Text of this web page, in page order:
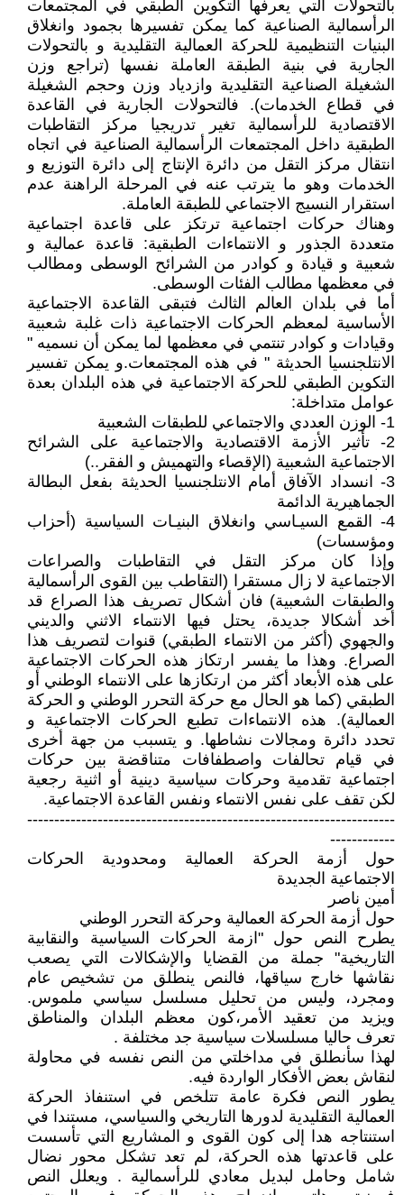
بالتحولات التي يعرفها التكوين الطبقي في المجتمعات
الرأسمالية الصناعية كما يمكن تفسيرها بجمود وانغلاق
البنيات التنظيمية للحركة العمالية التقليدية و بالتحولات
الجارية في بنية الطبقة العاملة نفسها (تراجع وزن
الشغيلة الصناعية التقليدية وازدياد وزن وحجم الشغيلة
في قطاع الخدمات). فالتحولات الجارية في القاعدة
الاقتصادية للرأسمالية تغير تدريجيا مركز التقاطبات
الطبقية داخل المجتمعات الرأسمالية الصناعية في اتجاه
انتقال مركز التقل من دائرة الإنتاج إلى دائرة التوزيع و
الخدمات وهو ما يترتب عنه في المرحلة الراهنة عدم
استقرار النسيج الاجتماعي للطبقة العاملة.
وهناك حركات اجتماعية ترتكز على قاعدة اجتماعية
متعددة الجذور و الانتماءات الطبقية: قاعدة عمالية و
شعبية و قيادة و كوادر من الشرائح الوسطى ومطالب
في معظمها مطالب الفئات الوسطى.
أما في بلدان العالم الثالث فتبقى القاعدة الاجتماعية
الأساسية لمعظم الحركات الاجتماعية ذات غلبة شعبية
وقيادات و كوادر تنتمي في معظمها لما يمكن أن نسميه "
الانتلجنسيا الحديثة " في هذه المجتمعات.و يمكن تفسير
التكوين الطبقي للحركة الاجتماعية في هذه البلدان بعدة
عوامل متداخلة:
1- الوزن العددي والاجتماعي للطبقات الشعبية
2- تأثير الأزمة الاقتصادية والاجتماعية على الشرائح
الاجتماعية الشعبية (الإقصاء والتهميش و الفقر..)
3- انسداد الآفاق أمام الانتلجنسيا الحديثة بفعل البطالة
الجماهيرية الدائمة
4- القمع السيـاسي وانغلاق البنيـات السياسية (أحزاب
ومؤسسات)
وإذا كان مركز التقل في التقاطبات والصراعات
الاجتماعية لا زال مستقرا (التقاطب بين القوى الرأسمالية
والطبقات الشعبية) فان أشكال تصريف هذا الصراع قد
أخد أشكالا جديدة، يحتل فيها الانتماء الاثني والديني
والجهوي (أكثر من الانتماء الطبقي) قنوات لتصريف هذا
الصراع. وهذا ما يفسر ارتكاز هذه الحركات الاجتماعية
على هذه الأبعاد أكثر من ارتكازها على الانتماء الوطني أو
الطبقي (كما هو الحال مع حركة التحرر الوطني و الحركة
العمالية). هذه الانتماءات تطبع الحركات الاجتماعية و
تحدد دائرة ومجالات نشاطها. و يتسبب من جهة أخرى
في قيام تحالفات واصطفافات متناقضة بين حركات
اجتماعية تقدمية وحركات سياسية دينية أو اثنية رجعية
لكن تقف على نفس الانتماء ونفس القاعدة الاجتماعية.
--------------------------------------------------------------------
------------
حول أزمة الحركة العمالية ومحدودية الحركات
الاجتماعية الجديدة
أمين ناصر
حول أزمة الحركة العمالية وحركة التحرر الوطني
يطرح النص حول "ازمة الحركات السياسية والنقابية
التاريخية" جملة من القضايا والإشكالات التي يصعب
نقاشها خارج سياقها، فالنص ينطلق من تشخيص عام
ومجرد، وليس من تحليل مسلسل سياسي ملموس.
ويزيد من تعقيد الأمر،كون معظم البلدان والمناطق
تعرف حاليا مسلسلات سياسية جد مختلفة .
لهذا سأنطلق في مداخلتي من النص نفسه في محاولة
لنقاش بعض الأفكار الواردة فيه.
يطور النص فكرة عامة تتلخص في استنفاذ الحركة
العمالية التقليدية لدورها التاريخي والسياسي، مستندا في
استنتاجه هدا إلى كون القوى و المشاريع التي تأسست
على قاعدتها هذه الحركة، لم تعد تشكل محور نضال
شامل وحامل لبديل معادي للرأسمالية . ويعلل النص